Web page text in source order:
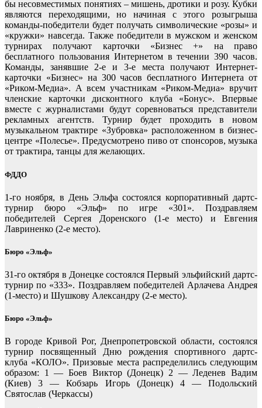
бы несовместимых понятиях – мишень, дротики и розу. Кубки
являются переходящими, но начиная с этого розыгрыша
команды-победители будет получать символические «розы» и
«кружки» навсегда. Также победители в мужском и женском
турнирах получают карточки «Бизнес +» на право
бесплатного пользования Интернетом в течении 390 часов.
Команды, занявшие 2-е и 3-е места получают Интернет-
карточки «Бизнес» на 300 часов бесплатного Интернета от
«Риком-Медиа». А всем участникам «Риком-Медиа» вручит
членские карточки дисконтного клуба «Бонус». Впервые
вместе с журналистами будут соревноваться представители
рекламных агентств. Турнир будет проходить в новом
музыкальном трактире «Зубровка» расположенном в бизнес-
центре «Полесье». Предусмотрено пиво от спонсоров, музыка
от трактира, танцы для желающих.
ФДДО
1-го ноября, в День Эльфа состоялся корпоративный дартс-
турнир бюро «Эльф» по игре «301». Поздравляем
победителей Сергея Доренского (1-е место) и Евгения
Лавриненко (2-е место).
Бюро «Эльф»
31-го октября в Донецке состоялся Первый эльфийский дартс-
турнир по «333». Поздравляем победителей Арлачева Андрея
(1-место) и Шушкову Александру (2-е место).
Бюро «Эльф»
В городе Кривой Рог, Днепропетровской области, состоялся
турнир посвященный Дню рождения спортивного дартс-
клуба «КОЛО». Призовые места распределились следующим
образом: 1 — Боев Виктор (Донецк) 2 — Леденев Вадим
(Киев) 3 — Кобзарь Игорь (Донецк) 4 — Подольский
Святослав (Черкассы)